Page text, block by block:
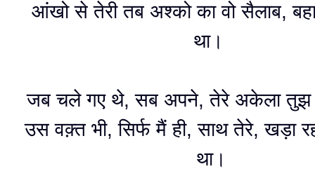
आंखो से तेरी तब अश्को का वो सैलाब,
था।
जब चले गए थे, सब अपने, तेरे अकेला तुझ
उस वक़्त भी, सिर्फ मैं ही, साथ तेरे, खड़ा
था।